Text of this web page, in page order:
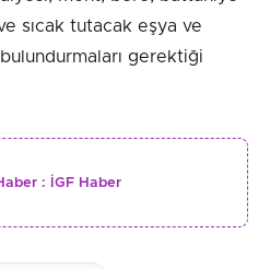
sıcak tutacak eşya ve
gerektiği
: İGF Haber